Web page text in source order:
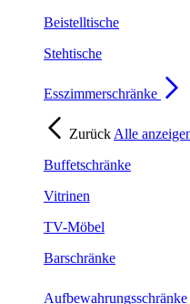
Beistelltische
Stehtische
Esszimmerschränke
Zurück Alle
Buffetschränke
Vitrinen
TV-Möbel
Barschränke
Aufbewahrungsschränke